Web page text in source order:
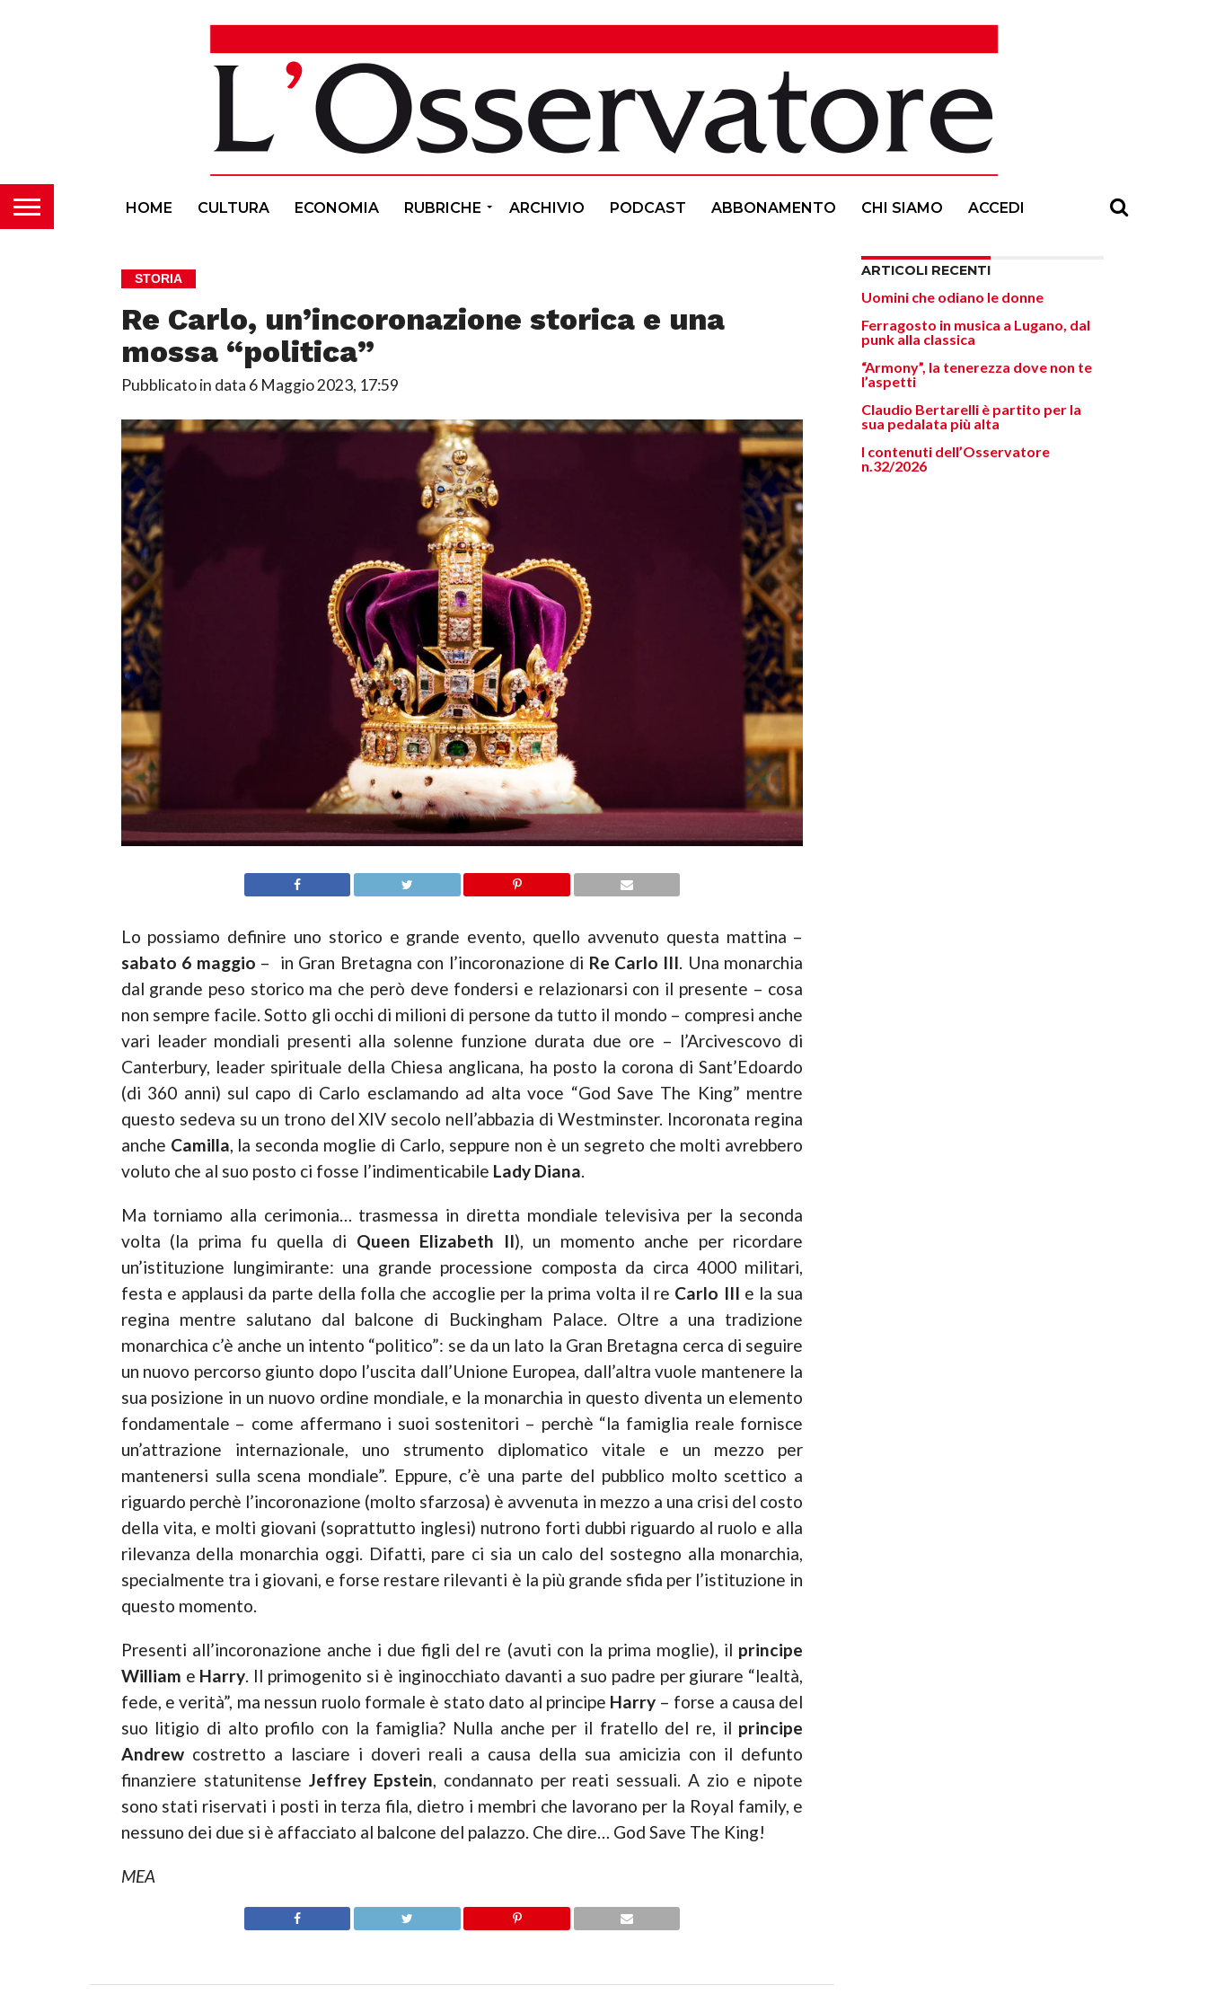
HOME CULTURA ECONOMIA RUBRICHE ARCHIVIO PODCAST ABBONAMENTO CHI SIAMO ACCEDI
STORIA
Re Carlo, un’incoronazione storica e una
mossa “politica”
Pubblicato in data 6 Maggio 2023, 17:59
Lo possiamo definire uno storico e grande evento, quello avvenuto questa mattina –
sabato 6 maggio – in Gran Bretagna con l’incoronazione di Re Carlo III. Una monarchia
dal grande peso storico ma che però deve fondersi e relazionarsi con il presente – cosa
non sempre facile. Sotto gli occhi di milioni di persone da tutto il mondo – compresi anche
vari leader mondiali presenti alla solenne funzione durata due ore – l’Arcivescovo di
Canterbury, leader spirituale della Chiesa anglicana, ha posto la corona di Sant’Edoardo
(di 360 anni) sul capo di Carlo esclamando ad alta voce “God Save The King” mentre
questo sedeva su un trono del XIV secolo nell’abbazia di Westminster. Incoronata regina
anche Camilla, la seconda moglie di Carlo, seppure non è un segreto che molti avrebbero
voluto che al suo posto ci fosse l’indimenticabile Lady Diana.
Ma torniamo alla cerimonia… trasmessa in diretta mondiale televisiva per la seconda
volta (la prima fu quella di Queen Elizabeth II), un momento anche per ricordare
un’istituzione lungimirante: una grande processione composta da circa 4000 militari,
festa e applausi da parte della folla che accoglie per la prima volta il re Carlo III e la sua
regina mentre salutano dal balcone di Buckingham Palace. Oltre a una tradizione
monarchica c’è anche un intento “politico”: se da un lato la Gran Bretagna cerca di seguire
un nuovo percorso giunto dopo l’uscita dall’Unione Europea, dall’altra vuole mantenere la
sua posizione in un nuovo ordine mondiale, e la monarchia in questo diventa un elemento
fondamentale – come affermano i suoi sostenitori – perchè “la famiglia reale fornisce
un’attrazione internazionale, uno strumento diplomatico vitale e un mezzo per
mantenersi sulla scena mondiale”. Eppure, c’è una parte del pubblico molto scettico a
riguardo perchè l’incoronazione (molto sfarzosa) è avvenuta in mezzo a una crisi del costo
della vita, e molti giovani (soprattutto inglesi) nutrono forti dubbi riguardo al ruolo e alla
rilevanza della monarchia oggi. Difatti, pare ci sia un calo del sostegno alla monarchia,
specialmente tra i giovani, e forse restare rilevanti è la più grande sfida per l’istituzione in
questo momento.
Presenti all’incoronazione anche i due figli del re (avuti con la prima moglie), il principe
William e Harry. Il primogenito si è inginocchiato davanti a suo padre per giurare “lealtà,
fede, e verità”, ma nessun ruolo formale è stato dato al principe Harry – forse a causa del
suo litigio di alto profilo con la famiglia? Nulla anche per il fratello del re, il principe
Andrewcostretto a lasciare i doveri reali a causa della sua amicizia con il defunto
finanziere statunitense Jeffrey Epstein, condannato per reati sessuali. A zio e nipote
sono stati riservati i posti in terza fila, dietro i membri che lavorano per la Royal family, e
nessuno dei due si è affacciato al balcone del palazzo. Che dire… God Save The King!
MEA
ARTICOLI RECENTI
Uomini che odiano le donne
Ferragosto in musica a Lugano, dal
punk alla classica
“Armony”, la tenerezza dove non te
l’aspetti
Claudio Bertarelli è partito per la
sua pedalata più alta
I contenuti dell’Osservatore
n.32/2026